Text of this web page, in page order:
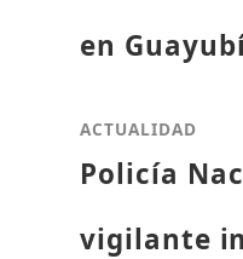
en
ACTUALIDAD
Policía
vigilante